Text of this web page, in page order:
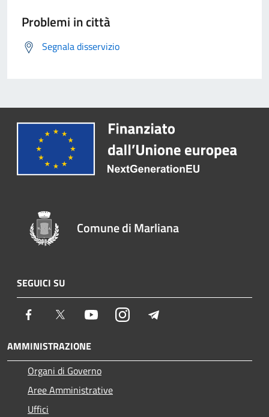
Problemi in città
Segnala disservizio
Comune di Marliana
SEGUICI SU
Facebook Twitter YoutubeInstagram
AMMINISTRAZIONE
Organi di Governo
Aree Amministrative
Uffici